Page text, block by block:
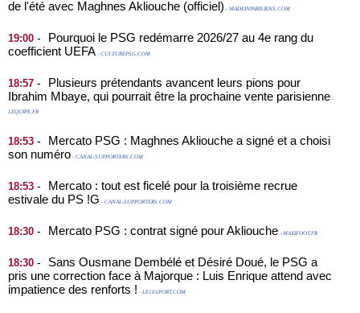
de l'été avec Maghnes Akliouche (officiel) - MADEINPARISIENS.COM
19:00 -
Pourquoi le PSG redémarre 2026/27 au 4e rang du
coefficient UEFA - CULTUREPSG.COM
18:57 -
Plusieurs prétendants avancent leurs pions pour
Ibrahim Mbaye, qui pourrait être la prochaine vente parisienne -
LEQUIPE.FR
18:53 -
Mercato PSG : Maghnes Akliouche a signé et a choisi
son numéro - CANAL-SUPPORTERS.COM
18:53 -
Mercato : tout est ficelé pour la troisième recrue
estivale du PS !G - CANAL-SUPPORTERS.COM
18:30 - Mercato PSG : contrat signé pour Akliouche - MAXIFOOT.FR
18:30 -
Sans Ousmane Dembélé et Désiré Doué, le PSG a
pris une correction face à Majorque : Luis Enrique attend avec
impatience des renforts ! - LE10SPORT.COM